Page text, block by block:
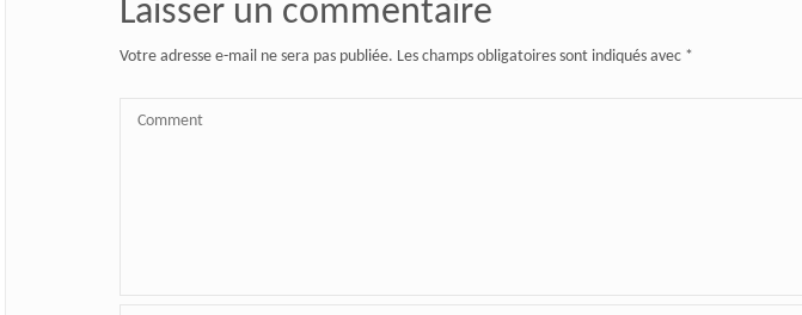
Laisser un commentaire
Votre adresse e-mail ne sera pas publiée. Les champs obligatoires sont indiqués avec *